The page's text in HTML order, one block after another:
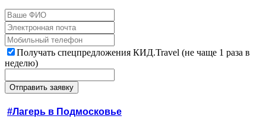
Получать спецпредложения КИД.Travel (не чаще 1 раза в
неделю)
#Лагерь в Подмосковье